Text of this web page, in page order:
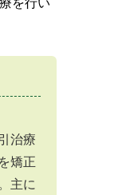
治療
矯正
主に